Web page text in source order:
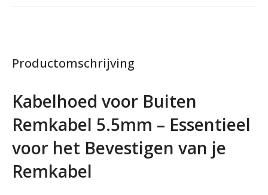
Productomschrijving
Kabelhoed voor Buiten
Remkabel 5.5mm – Essentieel
voor het Bevestigen van je
Remkabel